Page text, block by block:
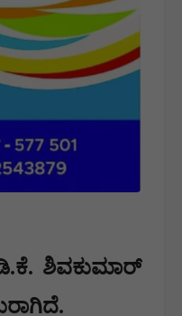
ಶಿವಕುಮಾರ್